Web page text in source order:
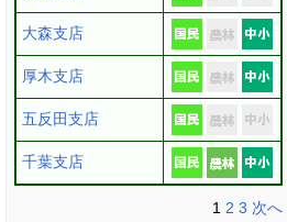
大森支店
厚木支店
五反田支店
千葉支店
1 2 3 次へ